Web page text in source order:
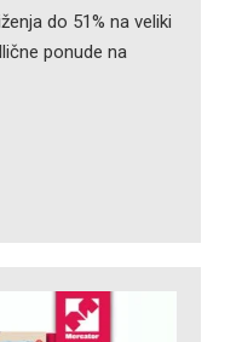
do 51% na veliki
ponude na